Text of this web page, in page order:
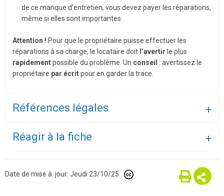
de ce manque d’entretien, vous devez payer les réparations,
même si elles sont importantes.
Attention ! Pour que le propriétaire puisse effectuer les
réparations à sa charge, le locataire doit l’avertir le plus
rapidementpossible du problème. Un conseil : avertissez le
propriétaire par écritpour en garder la trace.
Références légales
Réagir à la fiche
Date de mise à jour: Jeudi 23/10/25